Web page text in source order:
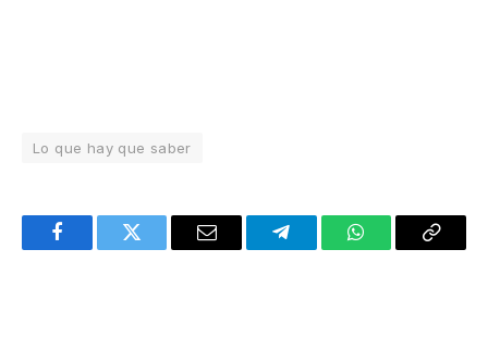
Lo que hay que saber
FacebookTwitter Email TelegramWhatsAppCopy